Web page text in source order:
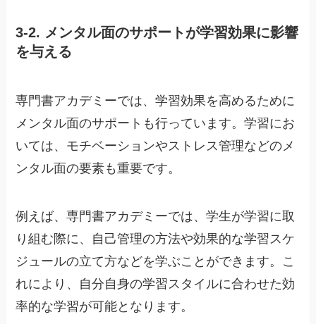
3-2. メンタル面のサポートが学習効果に影響
を与える
専門書アカデミーでは、学習効果を高めるために
メンタル面のサポートも行っています。学習にお
いては、モチベーションやストレス管理などのメ
ンタル面の要素も重要です。
例えば、専門書アカデミーでは、学生が学習に取
り組む際に、自己管理の方法や効果的な学習スケ
ジュールの立て方などを学ぶことができます。こ
れにより、自分自身の学習スタイルに合わせた効
率的な学習が可能となります。